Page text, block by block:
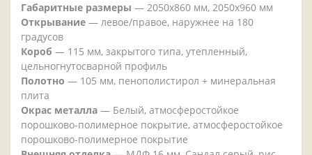
Габаритные размеры — 2050x860 мм, 2050x960 мм
Открывание — левое/правое, наружнее на 180
градусов
Короб — 115 мм, закрытого типа, утепленный,
цельногнутосварной профиль
Полотно — 105 мм, пенополистирол + минеральная
плита
Окрас металла — Белый, атмосферостойкое
порошково-полимерное покрытие, атмосферостойкое
порошково-полимерное покрытие